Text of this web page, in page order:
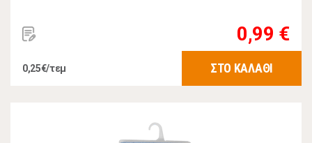
0,99 €
0,25€/τεμ ΣΤΟ ΚΑΛΑΘΙ